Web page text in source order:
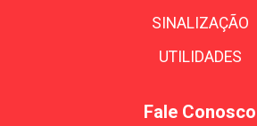
SINALIZAÇÃO
UTILIDADES
Fale Conosco